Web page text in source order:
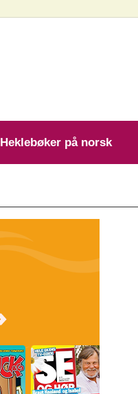
Heklebøker på norsk